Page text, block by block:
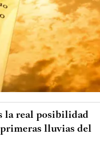
la real posibilidad
lluvias del